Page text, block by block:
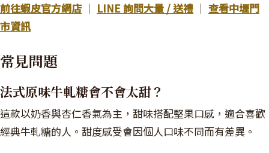
前往蝦皮官方網店 ｜ LINE 詢問大量 / 送禮 ｜ 查看中壢門
市資訊
常見問題
法式原味牛軋糖會不會太甜？
這款以奶香與杏仁香氣為主，甜味搭配堅果口感，適合喜歡
經典牛軋糖的人。甜度感受會因個人口味不同而有差異。